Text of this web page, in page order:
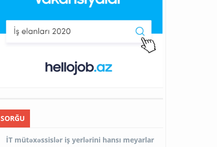
SORĞU
İT mütəxəssislər iş yerlərini hansı meyarlar